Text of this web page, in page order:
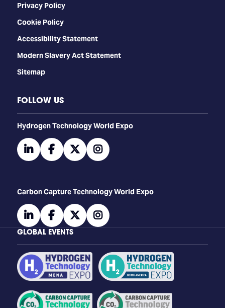
Privacy Policy
Cookie Policy
Accessibility Statement
Modern Slavery Act Statement
Sitemap
FOLLOW US
​​​​​​Hydrogen Technology World Expo
linkedinfacebooktwitterinstagram
Carbon Capture Technology World Expo
linkedinfacebooktwitterinstagram
GLOBAL EVENTS